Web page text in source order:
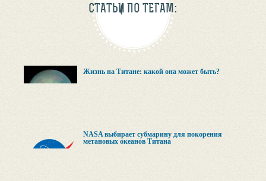
СТАТЬИ ПО ТЕГАМ:
Жизнь на Титане: какой она может быть?
NASA выбирает субмарину для покорения
метановых океанов Титана